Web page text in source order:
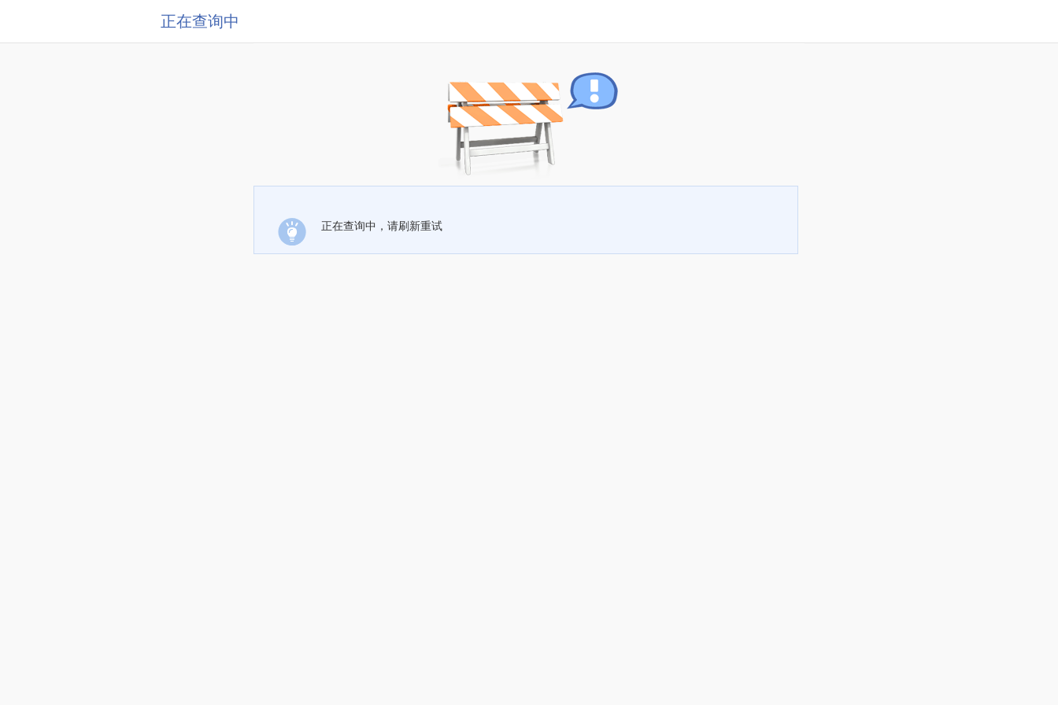
正在查询中
正在查询中，请刷新重试